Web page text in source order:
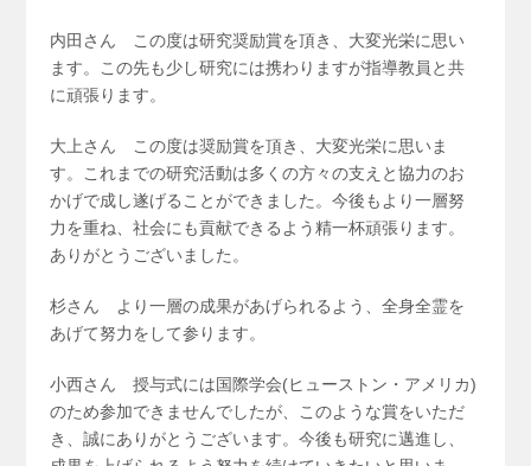
内田さん この度は研究奨励賞を頂き、大変光栄に思い
ます。この先も少し研究には携わりますが指導教員と共
に頑張ります。
大上さん この度は奨励賞を頂き、大変光栄に思いま
す。これまでの研究活動は多くの方々の支えと協力のお
かげで成し遂げることができました。今後もより一層努
力を重ね、社会にも貢献できるよう精一杯頑張ります。
ありがとうございました。
杉さん より一層の成果があげられるよう、全身全霊を
あげて努力をして参ります。
小西さん 授与式には国際学会(ヒューストン・アメリカ)
のため参加できませんでしたが、このような賞をいただ
き、誠にありがとうございます。今後も研究に邁進し、